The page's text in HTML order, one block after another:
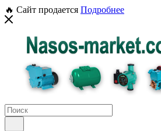
🔥 Сайт продается Подробнее